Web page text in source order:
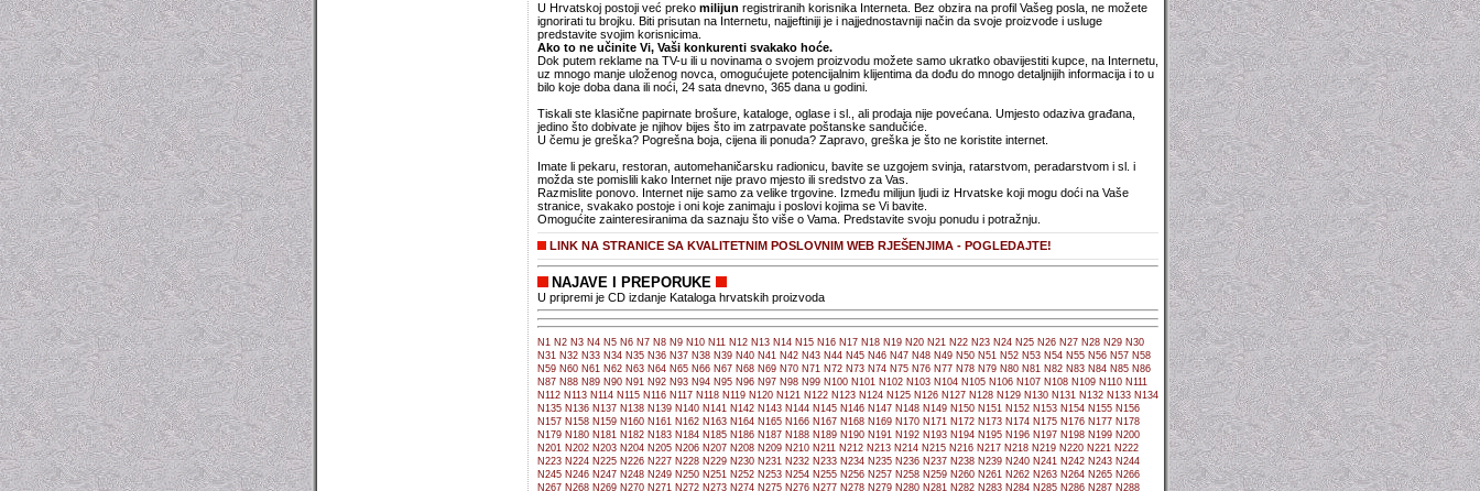
U Hrvatskoj postoji već preko milijun registriranih korisnika Interneta. Bez obzira na profil Vašeg posla, ne možete
ignorirati tu brojku. Biti prisutan na Internetu, najjeftiniji je i najjednostavniji način da svoje proizvode i usluge
predstavite svojim korisnicima.
Ako to ne učinite Vi, Vaši konkurenti svakako hoće.
Dok putem reklame na TV-u ili u novinama o svojem proizvodu možete samo ukratko obavijestiti kupce, na Internetu,
uz mnogo manje uloženog novca, omogućujete potencijalnim klijentima da dođu do mnogo detaljnijih informacija i to u
bilo koje doba dana ili noći, 24 sata dnevno, 365 dana u godini.
Tiskali ste klasične papirnate brošure, kataloge, oglase i sl., ali prodaja nije povećana. Umjesto odaziva građana,
jedino što dobivate je njihov bijes što im zatrpavate poštanske sandučiće.
U čemu je greška? Pogrešna boja, cijena ili ponuda? Zapravo, greška je što ne koristite internet.
Imate li pekaru, restoran, automehaničarsku radionicu, bavite se uzgojem svinja, ratarstvom, peradarstvom i sl. i
možda ste pomislili kako Internet nije pravo mjesto ili sredstvo za Vas.
Razmislite ponovo. Internet nije samo za velike trgovine. Između milijun ljudi iz Hrvatske koji mogu doći na Vaše
stranice, svakako postoje i oni koje zanimaju i poslovi kojima se Vi bavite.
Omogućite zainteresiranima da saznaju što više o Vama. Predstavite svoju ponudu i potražnju.
LINK NA STRANICE SA KVALITETNIM POSLOVNIM WEB RJEŠENJIMA - POGLEDAJTE!
NAJAVE I PREPORUKE
U pripremi je CD izdanje Kataloga hrvatskih proizvoda
N1 N2 N3 N4 N5 N6 N7 N8 N9 N10 N11 N12 N13 N14 N15 N16 N17 N18 N19 N20 N21 N22 N23 N24 N25 N26 N27 N28 N29 N30
N31 N32 N33 N34 N35 N36 N37 N38 N39 N40 N41 N42 N43 N44 N45 N46 N47 N48 N49 N50 N51 N52 N53 N54 N55 N56 N57 N58
N59 N60 N61 N62 N63 N64 N65 N66 N67 N68 N69 N70 N71 N72 N73 N74 N75 N76 N77 N78 N79 N80 N81 N82 N83 N84 N85 N86
N87 N88 N89 N90 N91 N92 N93 N94 N95 N96 N97 N98 N99 N100 N101 N102 N103 N104 N105 N106 N107 N108 N109 N110 N111
N112 N113 N114 N115 N116 N117 N118 N119 N120 N121 N122 N123 N124 N125 N126 N127 N128 N129 N130 N131 N132 N133 N134
N135 N136 N137 N138 N139 N140 N141 N142 N143 N144 N145 N146 N147 N148 N149 N150 N151 N152 N153 N154 N155 N156
N157 N158 N159 N160 N161 N162 N163 N164 N165 N166 N167 N168 N169 N170 N171 N172 N173 N174 N175 N176 N177 N178
N179 N180 N181 N182 N183 N184 N185 N186 N187 N188 N189 N190 N191 N192 N193 N194 N195 N196 N197 N198 N199 N200
N201 N202 N203 N204 N205 N206 N207 N208 N209 N210 N211 N212 N213 N214 N215 N216 N217 N218 N219 N220 N221 N222
N223 N224 N225 N226 N227 N228 N229 N230 N231 N232 N233 N234 N235 N236 N237 N238 N239 N240 N241 N242 N243 N244
N245 N246 N247 N248 N249 N250 N251 N252 N253 N254 N255 N256 N257 N258 N259 N260 N261 N262 N263 N264 N265 N266
N267 N268 N269 N270 N271 N272 N273 N274 N275 N276 N277 N278 N279 N280 N281 N282 N283 N284 N285 N286 N287 N288